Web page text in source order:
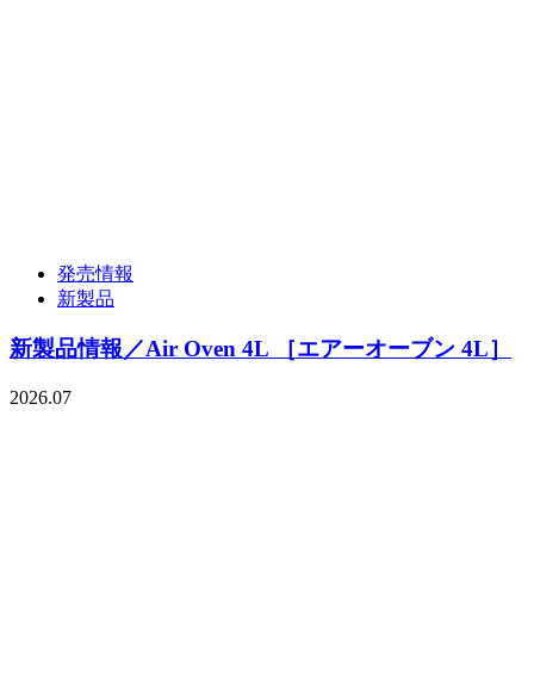
発売情報
新製品
新製品情報／Air Oven 4L ［エアーオーブン 4L］
2026.07